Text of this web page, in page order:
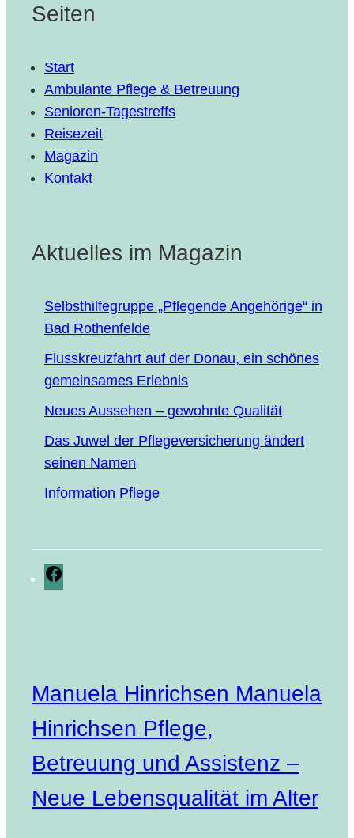
Seiten
Start
Ambulante Pflege & Betreuung
Senioren-Tagestreffs
Reisezeit
Magazin
Kontakt
Aktuelles im Magazin
Selbst­hil­fe­grup­pe „Pfle­gen­de Ange­hö­ri­ge“ in
Bad Rothenfelde
Fluss­kreuz­fahrt auf der Donau, ein schö­nes
gemein­sa­mes Erlebnis
Neu­es Aus­se­hen – gewohn­te Qualität
Das Juwel der Pfle­ge­ver­si­che­rung ändert
sei­nen Namen
Infor­ma­ti­on Pflege
Manuela Hinrichsen Manuela
Hinrichsen Pflege,
Betreuung und Assistenz –
Neue Lebensqualität im Alter